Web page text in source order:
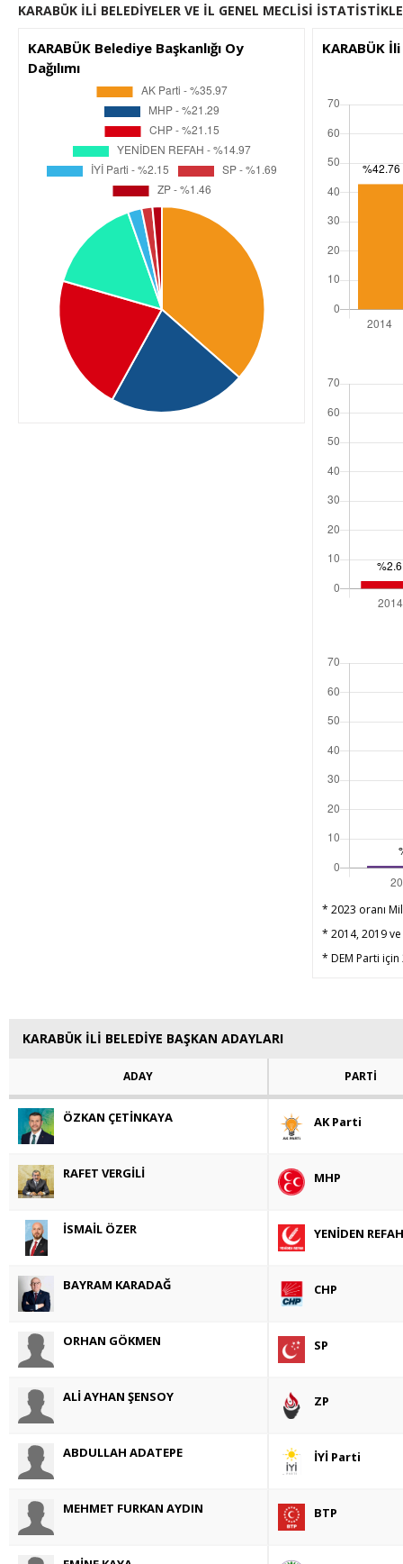
KARABÜK İLİ BELEDİYELER VE İL GENEL MECLİSİ
KARABÜK Belediye Başkanlığı Oy
Dağılımı
KARABÜK
* 2023 oranı
* 2014, 2019
* DEM Parti için
KARABÜK İLİ BELEDİYE BAŞKAN ADAYLARI
ADAY PARTİ
ÖZKAN ÇETİNKAYA AK Parti
RAFET VERGİLİ MHP
İSMAİL ÖZER YENİDEN REFAH
BAYRAM KARADAĞ CHP
ORHAN GÖKMEN SP
ALİ AYHAN ŞENSOY ZP
ABDULLAH ADATEPE İYİ Parti
MEHMET FURKAN AYDIN BTP